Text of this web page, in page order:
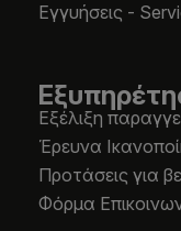
Εγγυήσεις -
Εξέλιξη
Έρευνα
Προτάσεις για
Φόρμα